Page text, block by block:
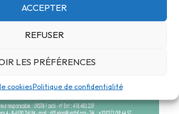
ACCEPTER
REFUSER
LES PRÉFÉRENCES
cookiesPolitique de confidentialité